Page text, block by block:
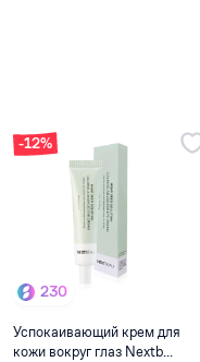
-12%
230
Успокаивающий крем для
кожи вокруг глаз Nextb...